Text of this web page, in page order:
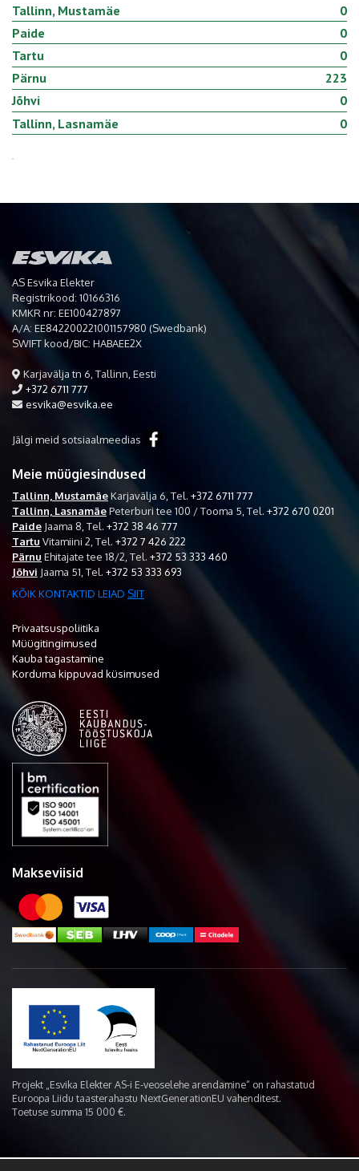
Tallinn, Mustamäe
0
Paide
0
Tartu
0
Pärnu
223
Jõhvi
0
Tallinn, Lasnamäe
0
AS Esvika Elekter
Registrikood: 10166316
KMKR nr: EE100427897
A/A: EE842200221001157980 (Swedbank)
SWIFT kood/BIC: HABAEE2X
Karjavälja tn 6, Tallinn, Eesti
+372 6711 777
esvika@esvika.ee
Jälgi meid sotsiaalmeedias
Meie müügiesindused
Tallinn, MustamäeKarjavälja 6, Tel. +372 6711 777
Tallinn, LasnamäePeterburi tee 100 / Tooma 5, Tel. +372 670 0201
Paide Jaama 8, Tel. +372 38 46 777
Tartu Vitamiini 2, Tel. +372 7 426 222
Pärnu Ehitajate tee 18/2, Tel. +372 53 333 460
Jõhvi Jaama 51, Tel. +372 53 333 693
KÕIK KONTAKTID LEIAD SIIT
Privaatsuspoliitika
Müügitingimused
Kauba tagastamine
Korduma kippuvad küsimused
Makseviisid
Projekt „Esvika Elekter AS-i E-veoselehe arendamine“ on rahastatud
Euroopa Liidu taasterahastu NextGenerationEU vahenditest.
Toetuse summa 15 000 €.